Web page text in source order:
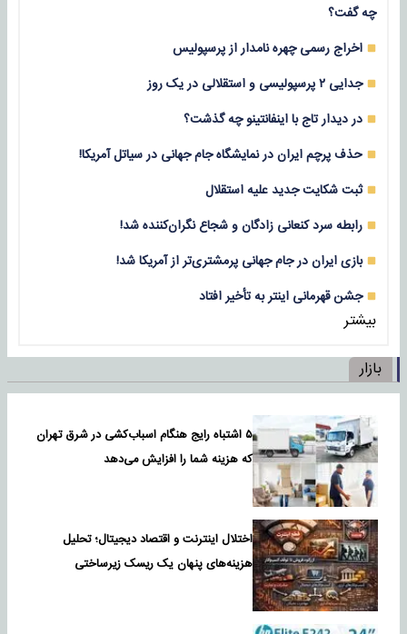
چه گفت؟
اخراج رسمی چهره نامدار از پرسپولیس
جدایی ۲ پرسپولیسی و استقلالی در یک روز
در دیدار تاج با اینفانتینو چه گذشت؟
حذف پرچم ایران در نمایشگاه جام جهانی در سیاتل آمریکا!
ثبت شکایت جدید علیه استقلال
رابطه سرد کنعانی زادگان و شجاع نگران‌کننده شد!
بازی‌ ایران در جام جهانی پرمشتری‌تر از آمریکا شد!
جشن قهرمانی اینتر به تأخیر افتاد
بیشتر
بازار
۵ اشتباه رایج هنگام اسباب‌کشی در شرق تهران
که هزینه شما را افزایش می‌دهد
اختلال اینترنت و اقتصاد دیجیتال؛ تحلیل
هزینه‌های پنهان یک ریسک زیرساختی